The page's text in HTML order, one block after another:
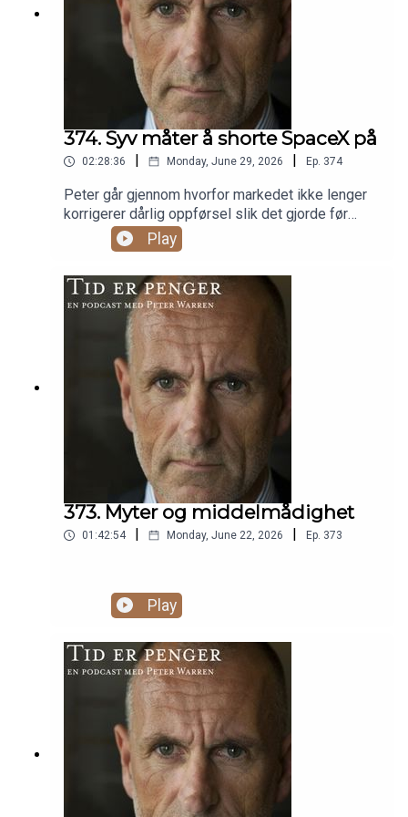
374. Syv måter å shorte SpaceX på
02:28:36 | Monday, June 29, 2026 | Ep. 374
Peter går gjennom hvorfor markedet ikke lenger
korrigerer dårlig oppførsel slik det gjorde før
finanskrisen, og bruker hoveddelen på SpaceX-
noteringen og syv måter å shorte selskapet på. I
tillegg kommer en sponset debatt med Skygard i
to deler.
Play
373. Myter og middelmådighet
01:42:54 | Monday, June 22, 2026 | Ep. 373
Play